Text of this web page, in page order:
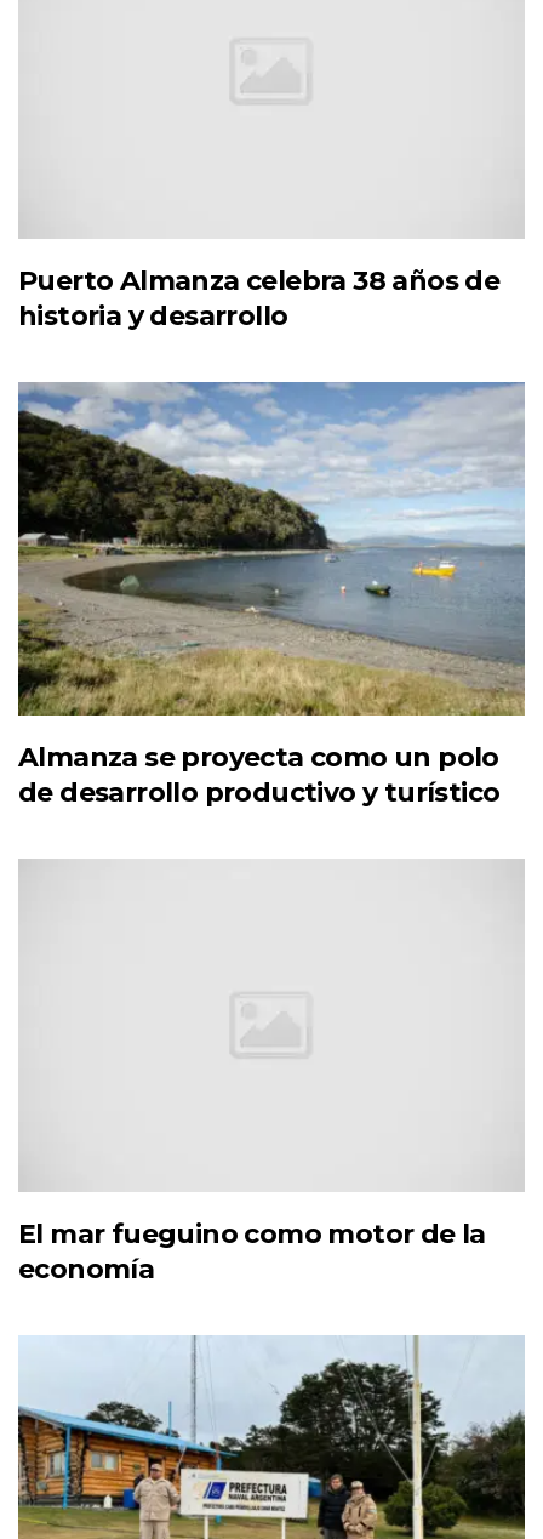
Puerto Almanza celebra 38 años de
historia y desarrollo
Almanza se proyecta como un polo
de desarrollo productivo y turístico
El mar fueguino como motor de la
economía